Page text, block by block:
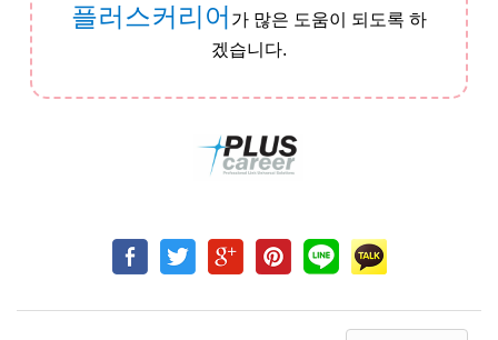
플러스커리어 가 많은 도움이 되도록 하
겠습니다.